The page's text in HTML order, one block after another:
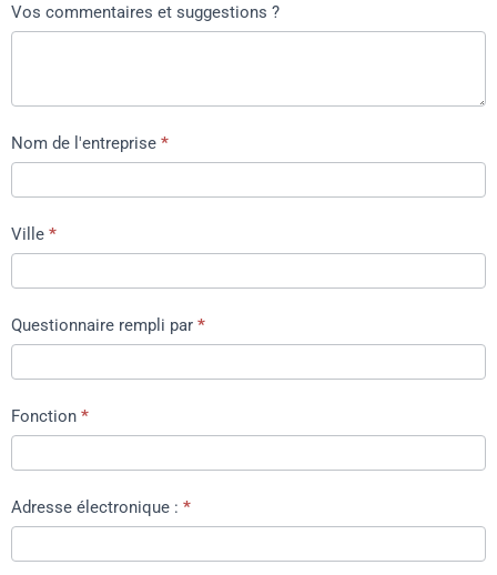
Vos commentaires et suggestions ?
Nom de l'entreprise *
Ville *
Questionnaire rempli par *
Fonction *
Adresse électronique : *